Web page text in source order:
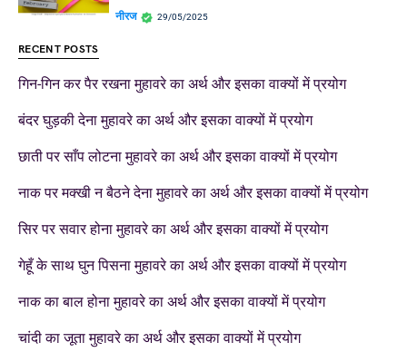
नीरज 29/05/2025
RECENT POSTS
गिन-गिन कर पैर रखना मुहावरे का अर्थ और इसका वाक्यों में प्रयोग
बंदर घुड़की देना मुहावरे का अर्थ और इसका वाक्यों में प्रयोग
छाती पर साँप लोटना मुहावरे का अर्थ और इसका वाक्यों में प्रयोग
नाक पर मक्खी न बैठने देना मुहावरे का अर्थ और इसका वाक्यों में प्रयोग
सिर पर सवार होना मुहावरे का अर्थ और इसका वाक्यों में प्रयोग
गेहूँ के साथ घुन पिसना मुहावरे का अर्थ और इसका वाक्यों में प्रयोग
नाक का बाल होना मुहावरे का अर्थ और इसका वाक्यों में प्रयोग
चांदी का जूता मुहावरे का अर्थ और इसका वाक्यों में प्रयोग